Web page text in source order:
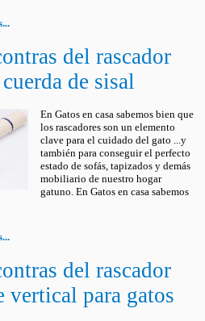
del rascador
de sisal
En Gatos en casa sabemos bien que
los rascadores son un elemento
clave para el cuidado del gato ...y
también para conseguir el perfecto
estado de sofás, tapizados y demás
mobiliario de nuestro hogar
gatuno. En Gatos en casa sabemos
del rascador
vertical para gatos